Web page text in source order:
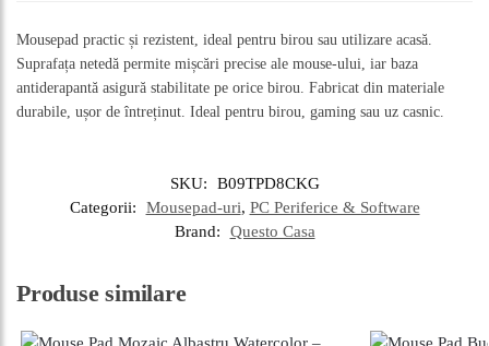
Mousepad practic și rezistent, ideal pentru birou sau utilizare acasă.
Suprafața netedă permite mișcări precise ale mouse-ului, iar baza
antiderapantă asigură stabilitate pe orice birou. Fabricat din materiale
durabile, ușor de întreținut. Ideal pentru birou, gaming sau uz casnic.
SKU:
B09TPD8CKG
Categorii:
Mousepad-uri, PC Periferice & Software
Brand:
Questo Casa
Produse similare